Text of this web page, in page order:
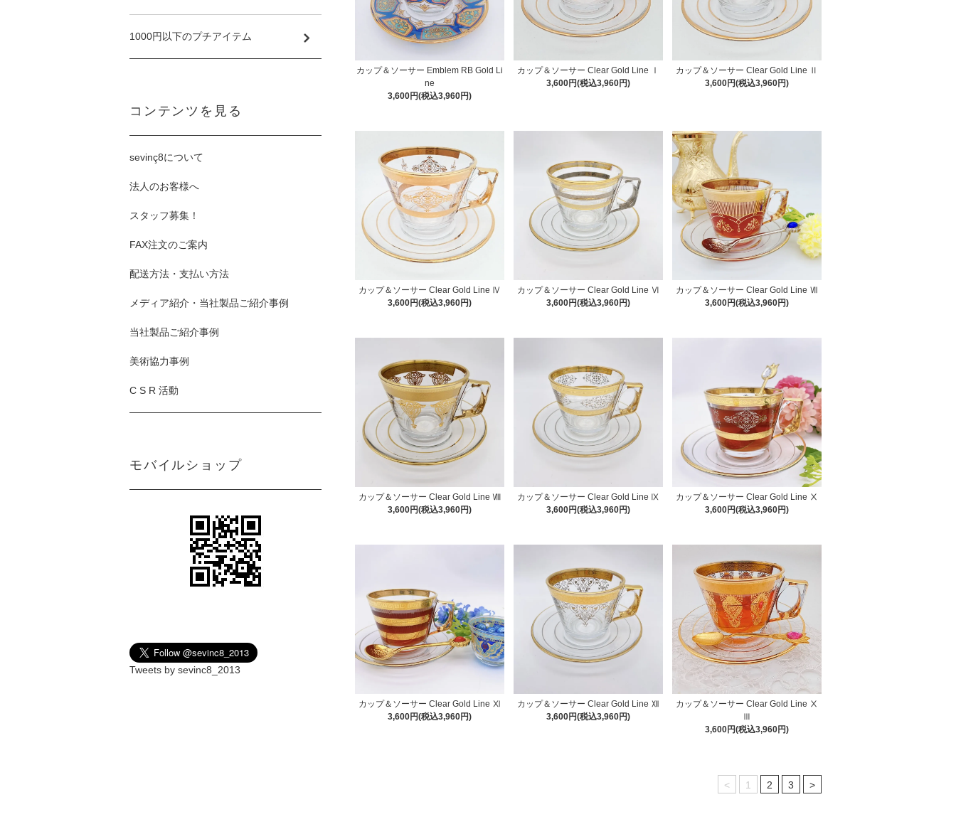
カップ＆ソーサー Emblem RB Gold Li
ne
3,600円(税込3,960円)
カップ＆ソーサー Clear Gold Line Ⅰ
3,600円(税込3,960円)
カップ＆ソーサー Clear Gold Line Ⅱ
3,600円(税込3,960円)
カップ＆ソーサー Clear Gold Line Ⅳ
3,600円(税込3,960円)
カップ＆ソーサー Clear Gold Line Ⅵ
3,600円(税込3,960円)
カップ＆ソーサー Clear Gold Line Ⅶ
3,600円(税込3,960円)
カップ＆ソーサー Clear Gold Line Ⅷ
3,600円(税込3,960円)
カップ＆ソーサー Clear Gold Line Ⅸ
3,600円(税込3,960円)
カップ＆ソーサー Clear Gold Line Ⅹ
3,600円(税込3,960円)
カップ＆ソーサー Clear Gold Line Ⅺ
3,600円(税込3,960円)
カップ＆ソーサー Clear Gold Line Ⅻ
3,600円(税込3,960円)
カップ＆ソーサー Clear Gold Line Ⅹ
Ⅲ
3,600円(税込3,960円)
< 1 2 3 >
1000円以下のプチアイテム
コンテンツを見る
sevinç8について
法人のお客様へ
スタッフ募集！
FAX注文のご案内
配送方法・支払い方法
メディア紹介・当社製品ご紹介事例
当社製品ご紹介事例
美術協力事例
C S R 活動
モバイルショップ
Tweets by sevinc8_2013